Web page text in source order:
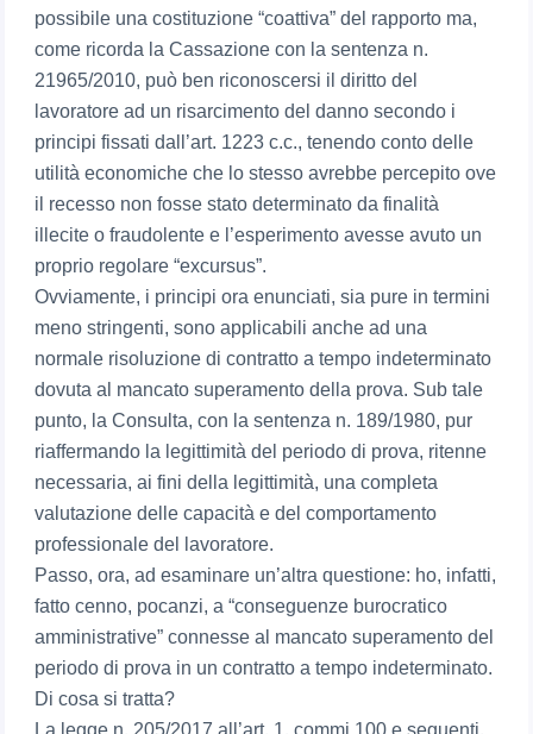
possibile una costituzione “coattiva” del rapporto ma,
come ricorda la Cassazione con la sentenza n.
21965/2010, può ben riconoscersi il diritto del
lavoratore ad un risarcimento del danno secondo i
principi fissati dall’art. 1223 c.c., tenendo conto delle
utilità economiche che lo stesso avrebbe percepito ove
il recesso non fosse stato determinato da finalità
illecite o fraudolente e l’esperimento avesse avuto un
proprio regolare “excursus”.
Ovviamente, i principi ora enunciati, sia pure in termini
meno stringenti, sono applicabili anche ad una
normale risoluzione di contratto a tempo indeterminato
dovuta al mancato superamento della prova. Sub tale
punto, la Consulta, con la sentenza n. 189/1980, pur
riaffermando la legittimità del periodo di prova, ritenne
necessaria, ai fini della legittimità, una completa
valutazione delle capacità e del comportamento
professionale del lavoratore.
Passo, ora, ad esaminare un’altra questione: ho, infatti,
fatto cenno, pocanzi, a “conseguenze burocratico
amministrative” connesse al mancato superamento del
periodo di prova in un contratto a tempo indeterminato.
Di cosa si tratta?